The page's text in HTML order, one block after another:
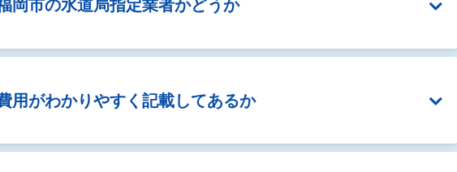
岡市の水道局指定業者かどうか
用がわかりやすく 記載してあるか